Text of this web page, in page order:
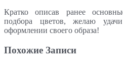
Кратко описав ранее
подбора цветов, желаю
оформлении своего образа!
Похожие Записи